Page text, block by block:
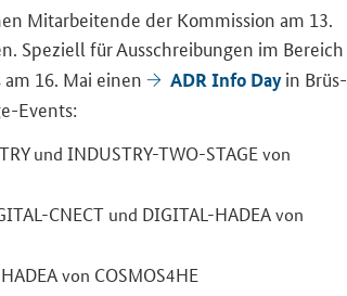
Mit­ar­bei­ten­de der Kom­mis­si­on am 13.
Spe­zi­ell für Aus­schrei­bun­gen im Be­reich
16. Mai einen
ADR Info Dayin Brüs­
​Events:
und INDUSTRY-​TWO-STAGE von
​CNECT und DIGITAL-​HADEA von
von COSMOS4HE